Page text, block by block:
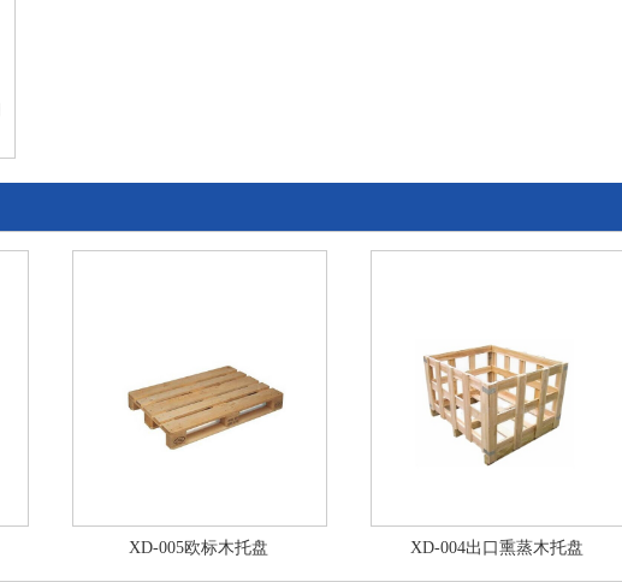
XD-005欧标木托盘 XD-004出口熏蒸木托盘